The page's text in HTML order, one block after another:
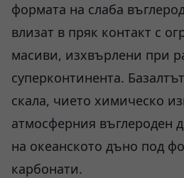
формата на слаба
влизат в пряк контакт с
масиви, изхвърлени при
суперконтинента.
скала, чието химическо
атмосферния въглероден
на океанското дъно под
карбонати.